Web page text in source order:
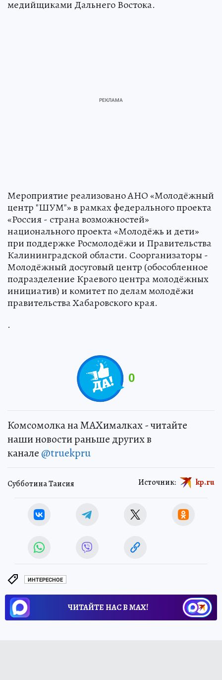
медийщиками Дальнего Востока.
Мероприятие реализовано АНО «Молодёжный
центр "ШУМ"» в рамках федерального проекта
«Россия - страна возможностей»
национального проекта «Молодёжь и дети»
при поддержке Росмолодёжи и Правительства
Калининградской области. Соорганизаторы -
Молодёжный досуговый центр (обособленное
подразделение Краевого центра молодёжных
инициатив) и комитет по делам молодёжи
правительства Хабаровского края.
.
0
Комсомолка на MAXималках - читайте
наши новости раньше других в
канале @truekpru
Субботина Таисия Источник: kp.ru
ИНТЕРЕСНОЕ
ЧИТАЙТЕ НАС В МАХ!